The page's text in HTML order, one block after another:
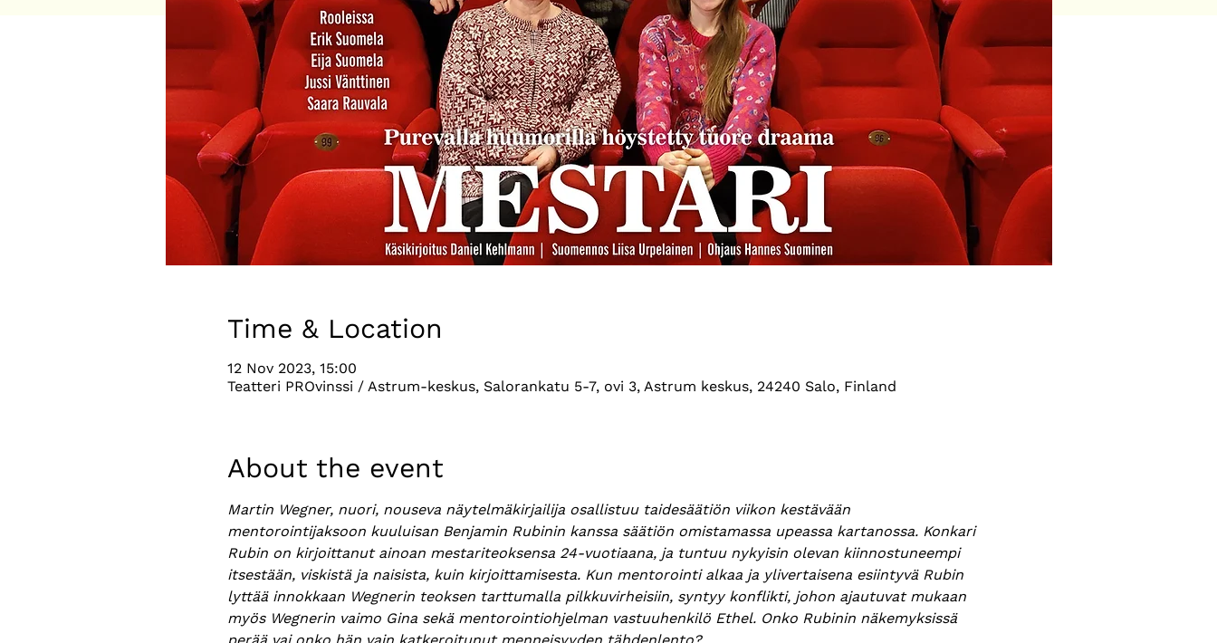
Time & Location
12 Nov 2023, 15:00
Teatteri PROvinssi / Astrum-keskus, Salorankatu 5-7, ovi 3, Astrum keskus, 24240 Salo, Finland
About the event
Martin Wegner, nuori, nouseva näytelmäkirjailija osallistuu taidesäätiön viikon kestävään
mentorointijaksoon kuuluisan Benjamin Rubinin kanssa säätiön omistamassa upeassa kartanossa. Konkari
Rubin on kirjoittanut ainoan mestariteoksensa 24-vuotiaana, ja tuntuu nykyisin olevan kiinnostuneempi
itsestään, viskistä ja naisista, kuin kirjoittamisesta. Kun mentorointi alkaa ja ylivertaisena esiintyvä Rubin
lyttää innokkaan Wegnerin teoksen tarttumalla pilkkuvirheisiin, syntyy konflikti, johon ajautuvat mukaan
myös Wegnerin vaimo Gina sekä mentorointiohjelman vastuuhenkilö Ethel. Onko Rubinin näkemyksissä